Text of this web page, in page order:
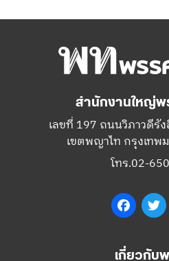
สำนักงานใหญ่พ
เลขที่ 197 ถนนวิภาวดีรั
เขตพญาไท กรุงเทพ
โทร.02-
เกี่ยวกับ